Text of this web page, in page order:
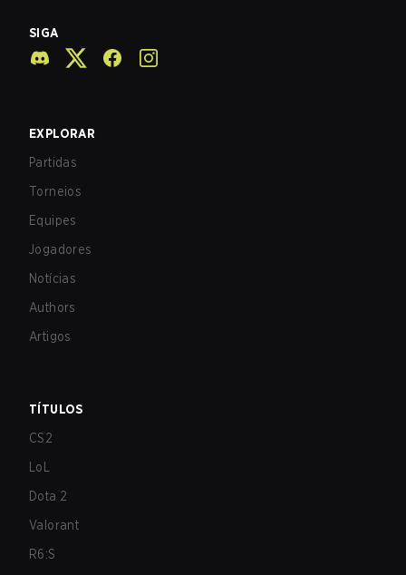
SIGA
EXPLORAR
Partidas
Torneios
Equipes
Jogadores
Notícias
Authors
Artigos
TÍTULOS
CS2
LoL
Dota 2
Valorant
R6:S